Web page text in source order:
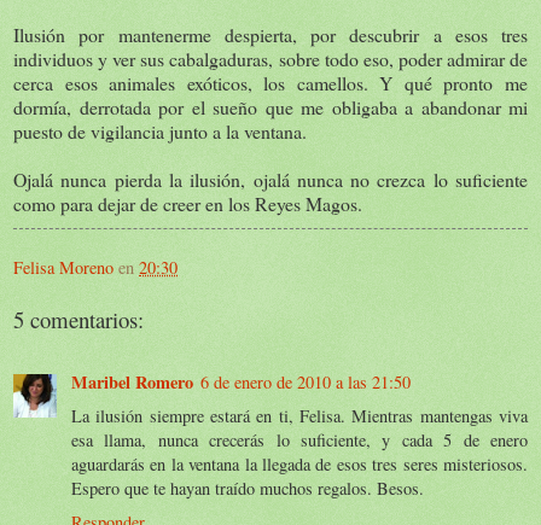
Ilusión por mantenerme despierta, por descubrir a esos tres
individuos y ver sus cabalgaduras, sobre todo eso, poder admirar de
cerca esos animales exóticos, los camellos. Y qué pronto me
dormía, derrotada por el sueño que me obligaba a abandonar mi
puesto de vigilancia junto a la ventana.
Ojalá nunca pierda la ilusión, ojalá nunca no crezca lo suficiente
como para dejar de creer en los Reyes Magos.
Felisa Moreno en 20:30
5 comentarios:
Maribel Romero 6 de enero de 2010 a las 21:50
La ilusión siempre estará en ti, Felisa. Mientras mantengas viva
esa llama, nunca crecerás lo suficiente, y cada 5 de enero
aguardarás en la ventana la llegada de esos tres seres misteriosos.
Espero que te hayan traído muchos regalos. Besos.